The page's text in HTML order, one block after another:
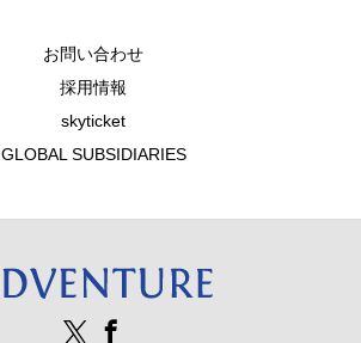
お問い合わせ
採用情報
skyticket
GLOBAL SUBSIDIARIES